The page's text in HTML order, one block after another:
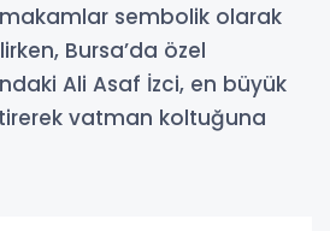
sembolik olarak
Bursa’da özel
Ali Asaf İzci, en büyük
vatman koltuğuna